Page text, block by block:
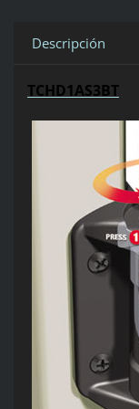
Descripción
TCHD1AS3BT